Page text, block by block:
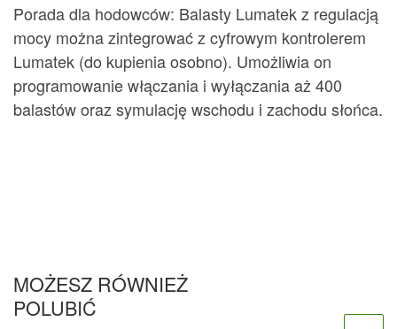
Porada dla hodowców: Balasty Lumatek z regulacją
mocy można zintegrować z cyfrowym kontrolerem
Lumatek (do kupienia osobno). Umożliwia on
programowanie włączania i wyłączania aż 400
balastów oraz symulację wschodu i zachodu słońca.
MOŻESZ RÓWNIEŻ
POLUBIĆ